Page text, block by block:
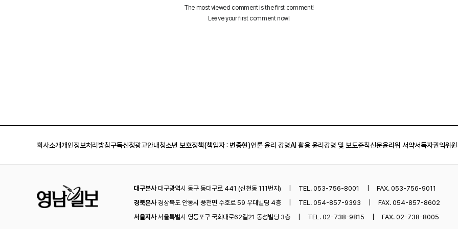
회사소개개인정보처리방침구독신청광고안내청소년 보호정책(책임자 : 변종현)언론 윤리 강령AI 활용 윤리강령 및 보도준칙신문윤리위 서약서독자권익위
대구본사대구광역시 동구 동대구로 441 (신천동 111번지) TEL. 053-756-8001
FAX. 053-756-9011
경북본사경상북도 안동시 풍천면 수호로 59 우대빌딩 4층 TEL. 054-857-9393
FAX. 054-857-8602
서울지사서울특별시 영등포구 국회대로62길21 동성빌딩 3층 TEL. 02-738-9815 FAX. 02-738-8005